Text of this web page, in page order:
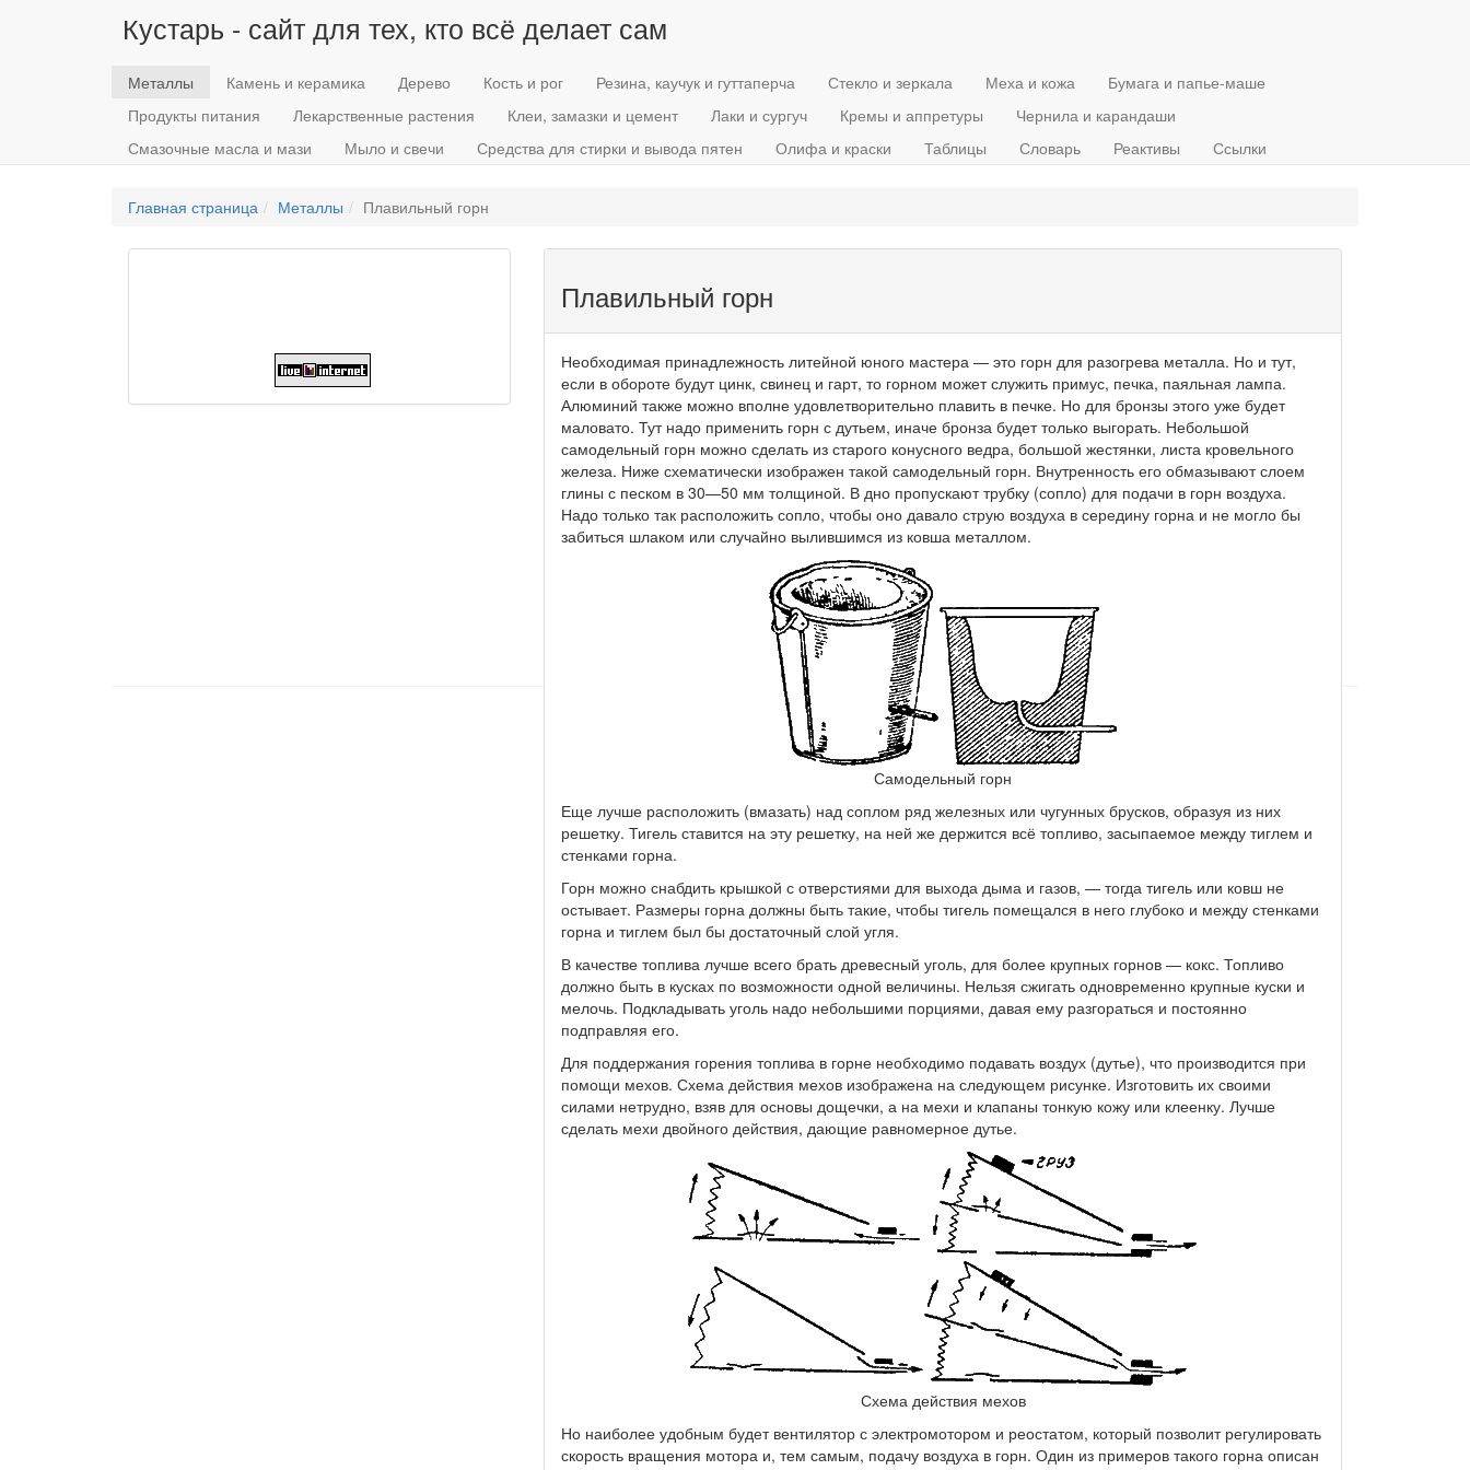
Кустарь - сайт для тех, кто всё делает сам
Металлы Камень и керамика Дерево Кость и рог Резина, каучук и гуттаперча Стекло и зеркала Меха и кожа
Бумага и папье-маше
Продукты питания
Лекарственные растения Клеи, замазки и цемент Лаки и сургуч Кремы и аппретуры
Чернила и карандаши
Смазочные масла и мази
Мыло и свечи Средства для стирки и вывода пятен Олифа и краски Таблицы Словарь Реактивы Ссылки
Главная страница Металлы Плавильный горн
Плавильный горн
Необходимая принадлежность литейной юного мастера — это горн для разогрева металла. Но и тут,
если в обороте будут цинк, свинец и гарт, то горном может служить примус, печка, паяльная лампа.
Алюминий также можно вполне удовлетворительно плавить в печке. Но для бронзы этого уже будет
маловато. Тут надо применить горн с дутьем, иначе бронза будет только выгорать. Небольшой
самодельный горн можно сделать из старого конусного ведра, большой жестянки, листа кровельного
железа. Ниже схематически изображен такой самодельный горн. Внутренность его обмазывают слоем
глины с песком в 30—50 мм толщиной. В дно пропускают трубку (сопло) для подачи в горн воздуха.
Надо только так расположить сопло, чтобы оно давало струю воздуха в середину горна и не могло бы
забиться шлаком или случайно вылившимся из ковша металлом.
Самодельный горн
Еще лучше расположить (вмазать) над соплом ряд железных или чугунных брусков, образуя из них
решетку. Тигель ставится на эту решетку, на ней же держится всё топливо, засыпаемое между тиглем и
стенками горна.
Горн можно снабдить крышкой с отверстиями для выхода дыма и газов, — тогда тигель или ковш не
остывает. Размеры горна должны быть такие, чтобы тигель помещался в него глубоко и между стенками
горна и тиглем был бы достаточный слой угля.
В качестве топлива лучше всего брать древесный уголь, для более крупных горнов — кокс. Топливо
должно быть в кусках по возможности одной величины. Нельзя сжигать одновременно крупные куски и
мелочь. Подкладывать уголь надо небольшими порциями, давая ему разгораться и постоянно
подправляя его.
Для поддержания горения топлива в горне необходимо подавать воздух (дутье), что производится при
помощи мехов. Схема действия мехов изображена на следующем рисунке. Изготовить их своими
силами нетрудно, взяв для основы дощечки, а на мехи и клапаны тонкую кожу или клеенку. Лучше
сделать мехи двойного действия, дающие равномерное дутье.
Схема действия мехов
Но наиболее удобным будет вентилятор с электромотором и реостатом, который позволит регулировать
скорость вращения мотора и, тем самым, подачу воздуха в горн. Один из примеров такого горна описан